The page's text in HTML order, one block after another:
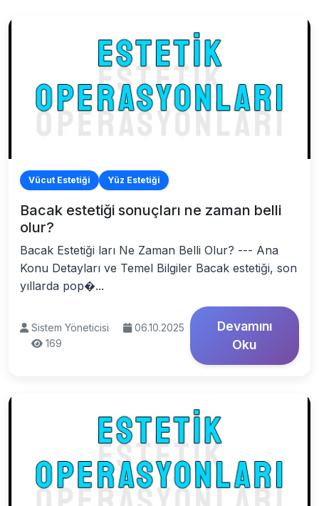
Vücut Estetiği Yüz Estetiği
Bacak estetiği sonuçları ne zaman belli
olur?
Bacak Estetiği ları Ne Zaman Belli Olur? --- Ana
Konu Detayları ve Temel Bilgiler Bacak estetiği, son
yıllarda pop�...
Sistem Yöneticisi
06.10.2025
169
Devamını
Oku